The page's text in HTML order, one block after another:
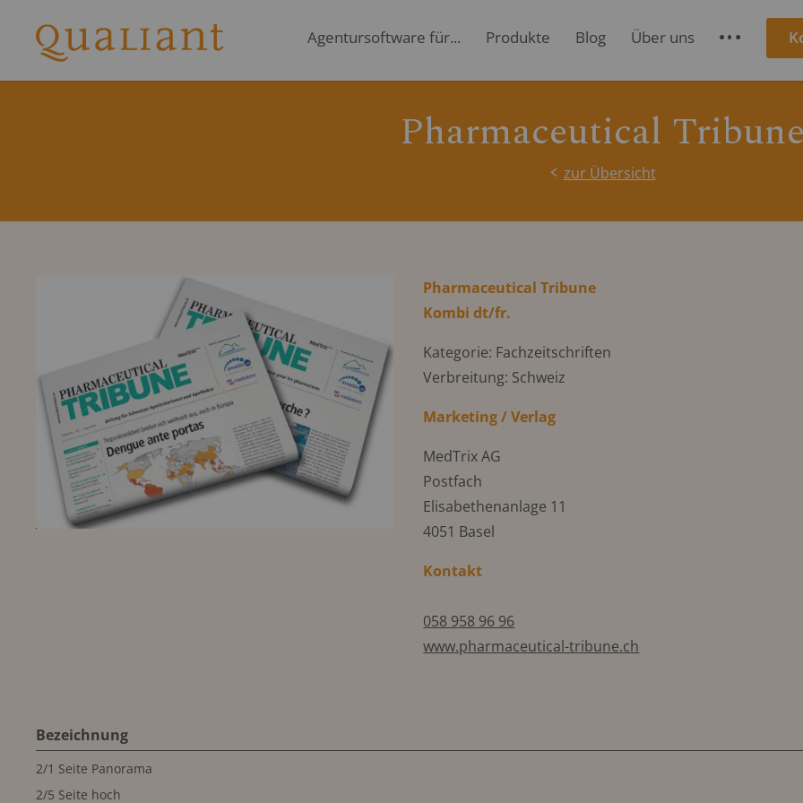
Agentursoftware für... Produkte Blog Über uns S
Pharmaceutical
zur Übersicht
Pharmaceutical Tribune
Kombi dt/fr.
Kategorie: Fachzeitschriften
Verbreitung: Schweiz
Marketing / Verlag
MedTrix AG
Postfach
Elisabethenanlage 11
4051 Basel
Kontakt
058 958 96 96
www.pharmaceutical-tribune.ch
Bezeichnung
2/1 Seite Panorama
2/5 Seite hoch